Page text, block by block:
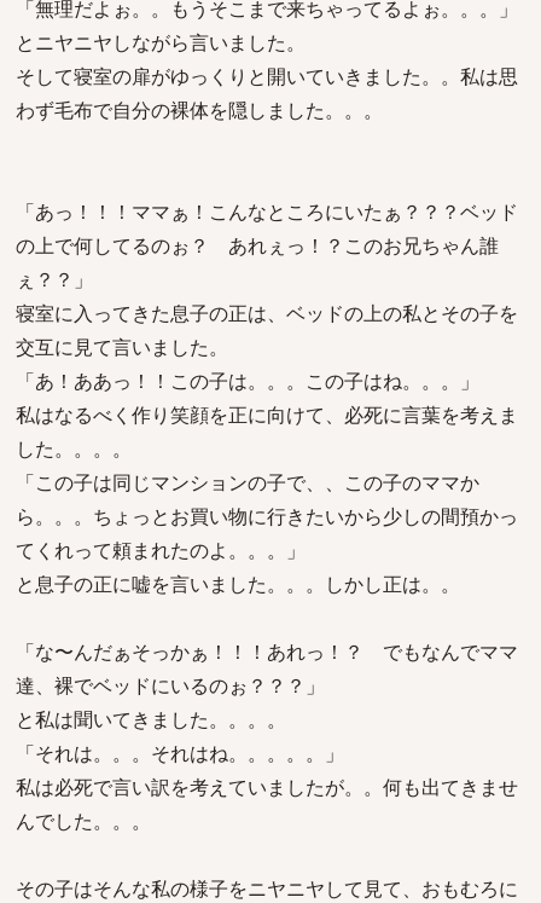
「無理だよぉ。。もうそこまで来ちゃってるよぉ。。。」
とニヤニヤしながら言いました。
そして寝室の扉がゆっくりと開いていきました。。私は思
わず毛布で自分の裸体を隠しました。。。
「あっ！！！ママぁ！こんなところにいたぁ？？？ベッド
の上で何してるのぉ？ あれぇっ！？このお兄ちゃん誰
ぇ？？」
寝室に入ってきた息子の正は、ベッドの上の私とその子を
交互に見て言いました。
「あ！ああっ！！この子は。。。この子はね。。。」
私はなるべく作り笑顔を正に向けて、必死に言葉を考えま
した。。。。
「この子は同じマンションの子で、、この子のママか
ら。。。ちょっとお買い物に行きたいから少しの間預かっ
てくれって頼まれたのよ。。。」
と息子の正に嘘を言いました。。。しかし正は。。
「な〜んだぁそっかぁ！！！あれっ！？ でもなんでママ
達、裸でベッドにいるのぉ？？？」
と私は聞いてきました。。。。
「それは。。。それはね。。。。。」
私は必死で言い訳を考えていましたが。。何も出てきませ
んでした。。。
その子はそんな私の様子をニヤニヤして見て、おもむろに